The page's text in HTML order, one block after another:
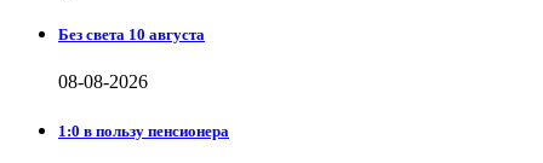
Без света 10 августа
08-08-2026
1:0 в пользу пенсионера